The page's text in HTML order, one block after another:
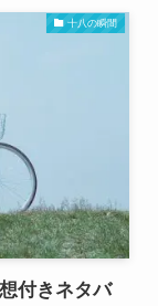
十八の瞬間
付きネタバ